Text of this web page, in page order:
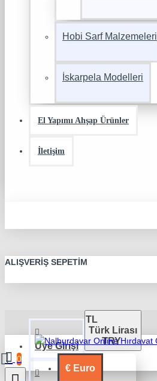
Hobi Sarf Malzemeleri
İskarpela Modelleri
El Yapımı Ahşap Ürünler
İletişim
ALIŞVERIŞ SEPETIM
Üye Girişi
TL
Türk Lirası
TRY
€ Euro
0